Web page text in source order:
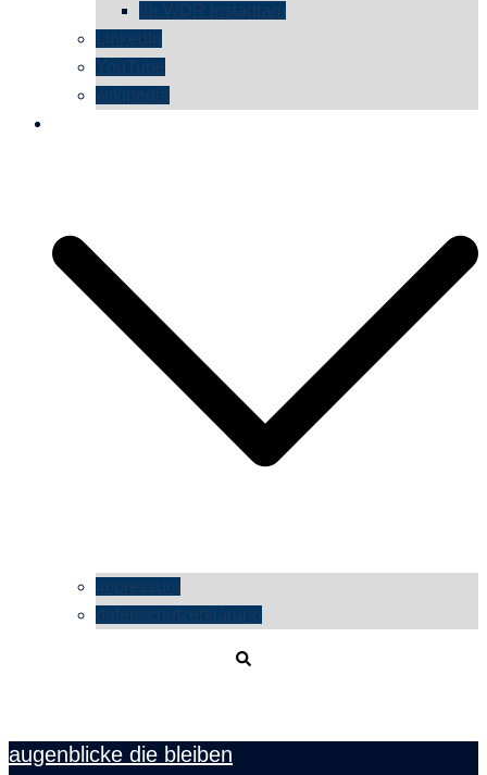
für WDR Instagram
LinkedIn
YouTube
wikipedia
impressum
datenschutzerklärung
augenblicke die bleiben